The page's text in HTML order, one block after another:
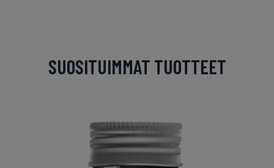
SUOSITUIMMAT TUOTTEET